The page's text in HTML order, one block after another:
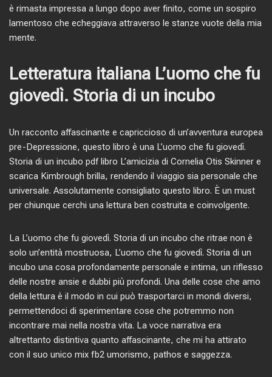
è rimasta impressa a lungo dopo aver finito, come un sospiro
lamentoso che echeggiava attraverso le stanze vuote della mia
mente.
Letteratura italiana L’uomo che fu
giovedì. Storia di un incubo
Un racconto affascinante e capriccioso di un’avventura europea
pre-Depressione, questo libro è una L’uomo che fu giovedì.
Storia di un incubo pdf libro L’amicizia di Cornelia Otis Skinner e
scarica Kimbrough brilla, rendendo il viaggio sia personale che
universale. Assolutamente consigliato questo libro. È un must
per chiunque cerchi una lettura ben costruita e coinvolgente.
La L’uomo che fu giovedì. Storia di un incubo che ritrae non è
solo un’entità mostruosa, L’uomo che fu giovedì. Storia di un
incubo una cosa profondamente personale e intima, un riflesso
delle nostre ansie e dubbi più profondi. Una delle cose che amo
della lettura è il modo in cui può trasportarci in mondi diversi,
permettendoci di sperimentare cose che potremmo non
incontrare mai nella nostra vita. La voce narrativa era
altrettanto distintiva quanto affascinante, che mi ha attirato
con il suo unico mix fb2 umorismo, pathos e saggezza.